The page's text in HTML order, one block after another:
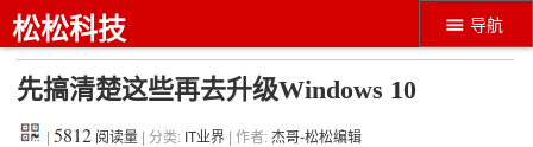
导航
松松科技
先搞清楚这些再去升级Windows 10
|5812 阅读量 | 分类: IT业界 | 作者:杰哥-松松编辑